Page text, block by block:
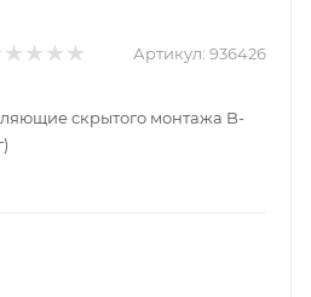
Артикул: 936426
скрытого монтажа B-